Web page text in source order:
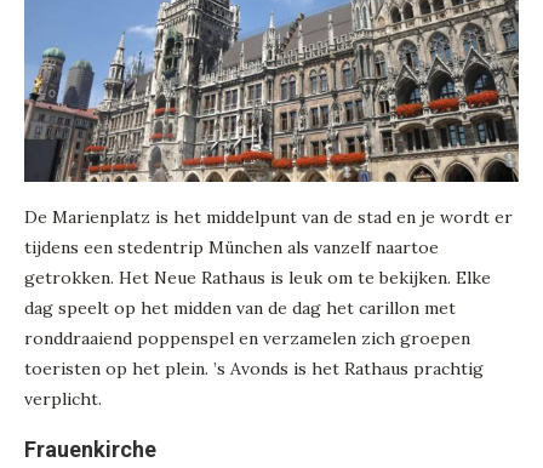
De Marienplatz is het middelpunt van de stad en je wordt er
tijdens een stedentrip München als vanzelf naartoe
getrokken. Het Neue Rathaus is leuk om te bekijken. Elke
dag speelt op het midden van de dag het carillon met
ronddraaiend poppenspel en verzamelen zich groepen
toeristen op het plein. ’s Avonds is het Rathaus prachtig
verplicht.
Frauenkirche